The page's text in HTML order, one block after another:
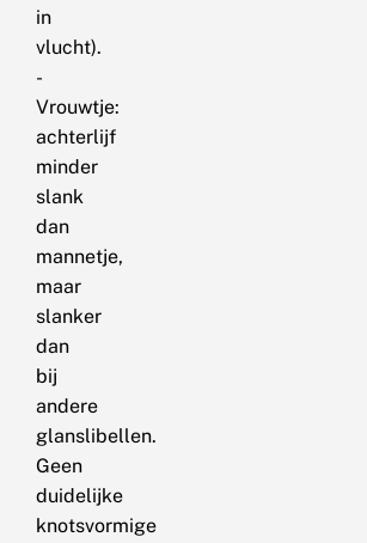
in
vlucht).
-
Vrouwtje:
achterlijf
minder
slank
dan
mannetje,
maar
slanker
dan
bij
andere
glanslibellen.
Geen
duidelijke
knotsvormige